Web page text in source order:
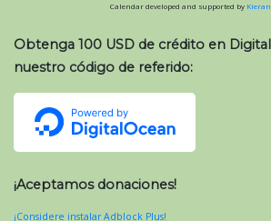
Calendar developed and supported by Kieran
Obtenga 100 USD de crédito en
nuestro código de referido:
¡Aceptamos donaciones!
¡Considere instalar Adblock Plus!